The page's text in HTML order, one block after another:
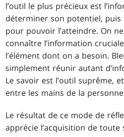
l’outil le plus précieux est
déterminer son potentiel, puis
pour pouvoir l’atteindre. On
connaître l’information
l’élément dont on a besoin.
simplement réunir autant
Le savoir est l’outil suprême,
entre les mains de la
Le résultat de ce mode de
apprécie l’acquisition de toute